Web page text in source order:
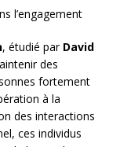
l’engagement
, étudié par David
des
fortement
à la
des interactions
ces individus